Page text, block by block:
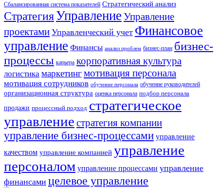
Сбалансированная система показателей Стратегический анализ
СтратегияУправление Управление
проектами Управленческий учет Финансовое
управление Финансы анализ проблем бизнес-план бизнес-
процессы карьера корпоративная культура
логистика маркетингмотивация персонала
мотивация сотрудников обучение персонала обучение руководителей
организационная структура оценка персонала подбор персонала
продажи процессный подход стратегическое
управление стратегия компании
управление бизнес-процессами управление
качеством управление компанией управление
персоналом управление процессами управление
финансами целевое управление